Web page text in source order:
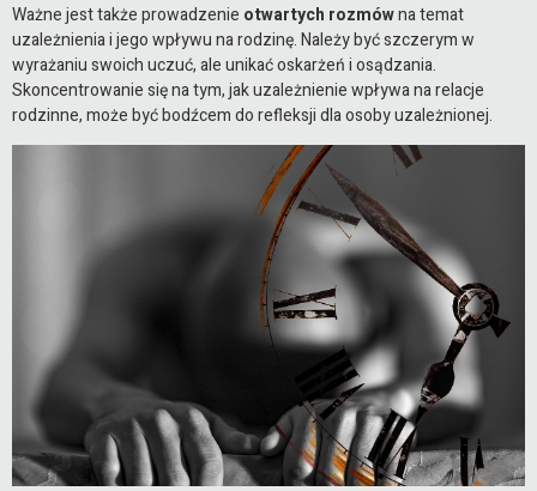
Ważne jest także prowadzenie otwartych rozmówna temat
uzależnienia i jego wpływu na rodzinę. Należy być szczerym w
wyrażaniu swoich uczuć, ale unikać oskarżeń i osądzania.
Skoncentrowanie się na tym, jak uzależnienie wpływa na relacje
rodzinne, może być bodźcem do refleksji dla osoby uzależnionej.